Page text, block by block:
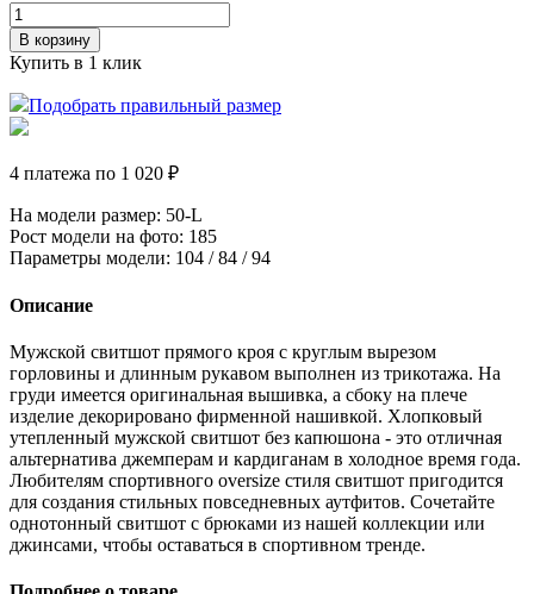
В корзину
Купить в 1 клик
Подобрать правильный размер
4 платежа по 1 020 ₽
На модели размер: 50-L
Рост модели на фото: 185
Параметры модели: 104 / 84 / 94
Описание
Мужской свитшот прямого кроя с круглым вырезом
горловины и длинным рукавом выполнен из трикотажа. На
груди имеется оригинальная вышивка, а сбоку на плече
изделие декорировано фирменной нашивкой. Хлопковый
утепленный мужской свитшот без капюшона - это отличная
альтернатива джемперам и кардиганам в холодное время года.
Любителям спортивного oversize стиля свитшот пригодится
для создания стильных повседневных аутфитов. Сочетайте
однотонный свитшот с брюками из нашей коллекции или
джинсами, чтобы оставаться в спортивном тренде.